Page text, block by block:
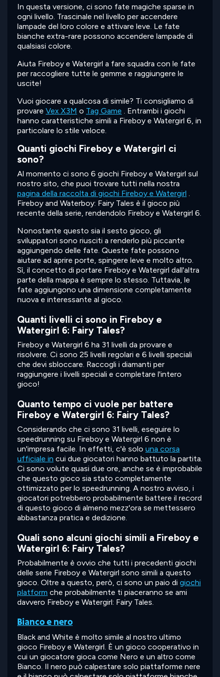
In questa versione, ci sono fate magiche sparse in
ogni livello. Trascinale nel livello per accendere
lampade del loro colore e attivare leve. Le fate
bianche extra-rare possono accendere lampade di
qualsiasi colore.
Aiuta Fireboy e Watergirl a fare squadra con le fate
per raccogliere tutte le gemme e raggiungere le
uscite!
Vuoi giocare a qualcosa di simile? Ti consigliamo di
provare Vex X3M o Tag Game . Entrambi i giochi
hanno caratteristiche simili a Fireboy e Watergirl 6, in
particolare lo stile veloce.
Quanti giochi Fireboy e Watergirl ci
sono?
Al momento ci sono 6 giochi Fireboy e Watergirl sul
nostro sito, che puoi trovare tutti nella nostra
pagina della raccolta di giochi Fireboy e Watergirl .
Fireboy and Waterboy: Fairy Tales è il gioco più
recente della serie, rendendolo Fireboy e Watergirl 6.
Nonostante questo sia il sesto gioco, gli
sviluppatori sono riusciti a renderlo più piccante
aggiungendo delle fate. Queste fate possono
aiutare ad aprire porte, spingere leve e molto altro.
Sì, il concetto di portare Fireboy e Watergirl dall'altra
parte della mappa è sempre lo stesso. Tuttavia, le
fate aggiungono una dimensione completamente
nuova e interessante al gioco.
Quanti livelli ci sono in Fireboy e
Watergirl 6: Fairy Tales?
Fireboy e Watergirl 6 ha 31 livelli da provare e
risolvere. Ci sono 25 livelli regolari e 6 livelli speciali
che devi sbloccare. Raccogli i diamanti per
raggiungere i livelli speciali e completare l'intero
gioco!
Quanto tempo ci vuole per battere
Fireboy e Watergirl 6: Fairy Tales?
Considerando che ci sono 31 livelli, eseguire lo
speedrunning su Fireboy e Watergirl 6 non è
un'impresa facile. In effetti, c'è solo una corsa
ufficiale in cui due giocatori hanno battuto la partita.
Ci sono volute quasi due ore, anche se è improbabile
che questo gioco sia stato completamente
ottimizzato per lo speedrunning. A nostro avviso, i
giocatori potrebbero probabilmente battere il record
di questo gioco di almeno mezz'ora se mettessero
abbastanza pratica e dedizione.
Quali sono alcuni giochi simili a Fireboy e
Watergirl 6: Fairy Tales?
Probabilmente è ovvio che tutti i precedenti giochi
delle serie Fireboy e Watergirl sono simili a questo
gioco. Oltre a questo, però, ci sono un paio di giochi
platform che probabilmente ti piaceranno se ami
davvero Fireboy e Watergirl: Fairy Tales.
Bianco e nero
Black and White è molto simile al nostro ultimo
gioco Fireboy e Watergirl. È un gioco cooperativo in
cui un giocatore gioca come Nero e un altro come
Bianco. Il nero può calpestare solo piattaforme nere